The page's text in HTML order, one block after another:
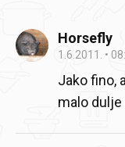
Horsefly
1.6.2011.
Jako fino,
malo dulje